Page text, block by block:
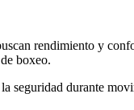
rendimiento y
boxeo.
seguridad durante